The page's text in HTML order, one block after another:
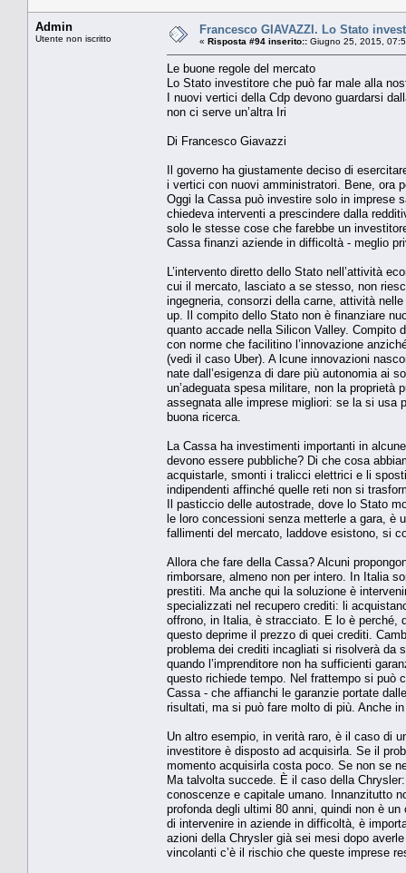
Admin
Utente non iscritto
Francesco GIAVAZZI. Lo Stato
« Risposta #94 inserito:: Giugno 25, 2015,
Le buone regole del mercato
Lo Stato investitore che può far male alla
I nuovi vertici della Cdp devono guardarsi
non ci serve un’altra Iri
Di Francesco Giavazzi
Il governo ha giustamente deciso di
i vertici con nuovi amministratori. Bene, ora
Oggi la Cassa può investire solo in imprese
chiedeva interventi a prescindere dalla
solo le stesse cose che farebbe un
Cassa finanzi aziende in difficoltà - meglio
L’intervento diretto dello Stato nell’attività
cui il mercato, lasciato a se stesso, non
ingegneria, consorzi della carne, attività
up. Il compito dello Stato non è finanziare
quanto accade nella Silicon Valley. Compito
con norme che facilitino l’innovazione
(vedi il caso Uber). A lcune innovazioni
nate dall’esigenza di dare più autonomia ai
un’adeguata spesa militare, non la
assegnata alle imprese migliori: se la si usa
buona ricerca.
La Cassa ha investimenti importanti in
devono essere pubbliche? Di che cosa
acquistarle, smonti i tralicci elettrici e li
indipendenti affinché quelle reti non si
Il pasticcio delle autostrade, dove lo Stato
le loro concessioni senza metterle a gara, è
fallimenti del mercato, laddove esistono, si
Allora che fare della Cassa? Alcuni
rimborsare, almeno non per intero. In Italia
prestiti. Ma anche qui la soluzione è
specializzati nel recupero crediti: li
offrono, in Italia, è stracciato. E lo è perché,
questo deprime il prezzo di quei crediti.
problema dei crediti incagliati si risolverà da
quando l’imprenditore non ha sufficienti
questo richiede tempo. Nel frattempo si può
Cassa - che affianchi le garanzie portate
risultati, ma si può fare molto di più. Anche
Un altro esempio, in verità raro, è il caso di
investitore è disposto ad acquisirla. Se il
momento acquisirla costa poco. Se non se
Ma talvolta succede. È il caso della
conoscenze e capitale umano. Innanzitutto
profonda degli ultimi 80 anni, quindi non è
di intervenire in aziende in difficoltà, è
azioni della Chrysler già sei mesi dopo
vincolanti c’è il rischio che queste imprese